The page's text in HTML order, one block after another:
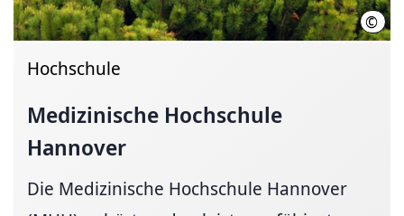
©
Hochschule
Medizinische Hochschule
Hannover
Die Medizinische Hochschule Hannover